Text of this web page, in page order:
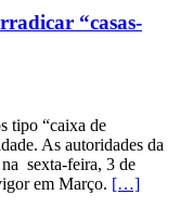
“casas-
tipo “caixa de
As autoridades da
sexta-feira, 3 de
em Março. […]